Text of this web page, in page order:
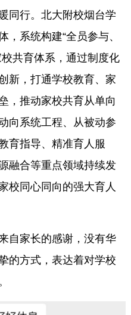
同行。北大附校烟台学
系统构建“全员参与、
共育体系，通过制度化
新，打通学校教育、家
，推动家校共育从单向
向系统工程、从被动参
育指导、精准育人服
融合等重点领域持续发
校同心同向的强大育人
家长的感谢，没有华
的方式，表达着对学校